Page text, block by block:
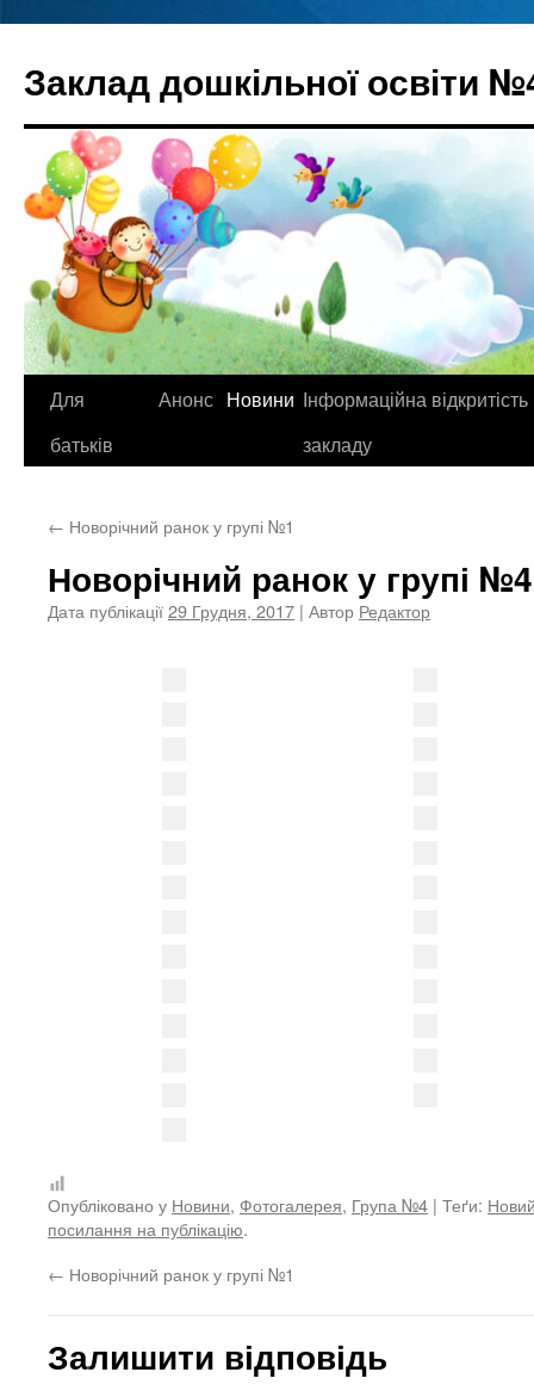
вмісту
Заклад дошкільної освіти
Для
батьків
Анонс Новини Інформаційна відкритість
закладу
← Новорічний ранок у групі №1
Новорічний ранок у групі №4
Дата публікації29 Грудня, 2017 | Автор Редактор
Опубліковано у Новини, Фотогалерея, Група №4 | Теґи:
посилання на публікацію.
← Новорічний ранок у групі №1
Залишити відповідь